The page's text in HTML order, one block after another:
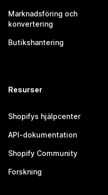
Marknadsföring och
konvertering
Butikshantering
Resurser
Shopifys hjälpcenter
API-dokumentation
Shopify Community
Forskning